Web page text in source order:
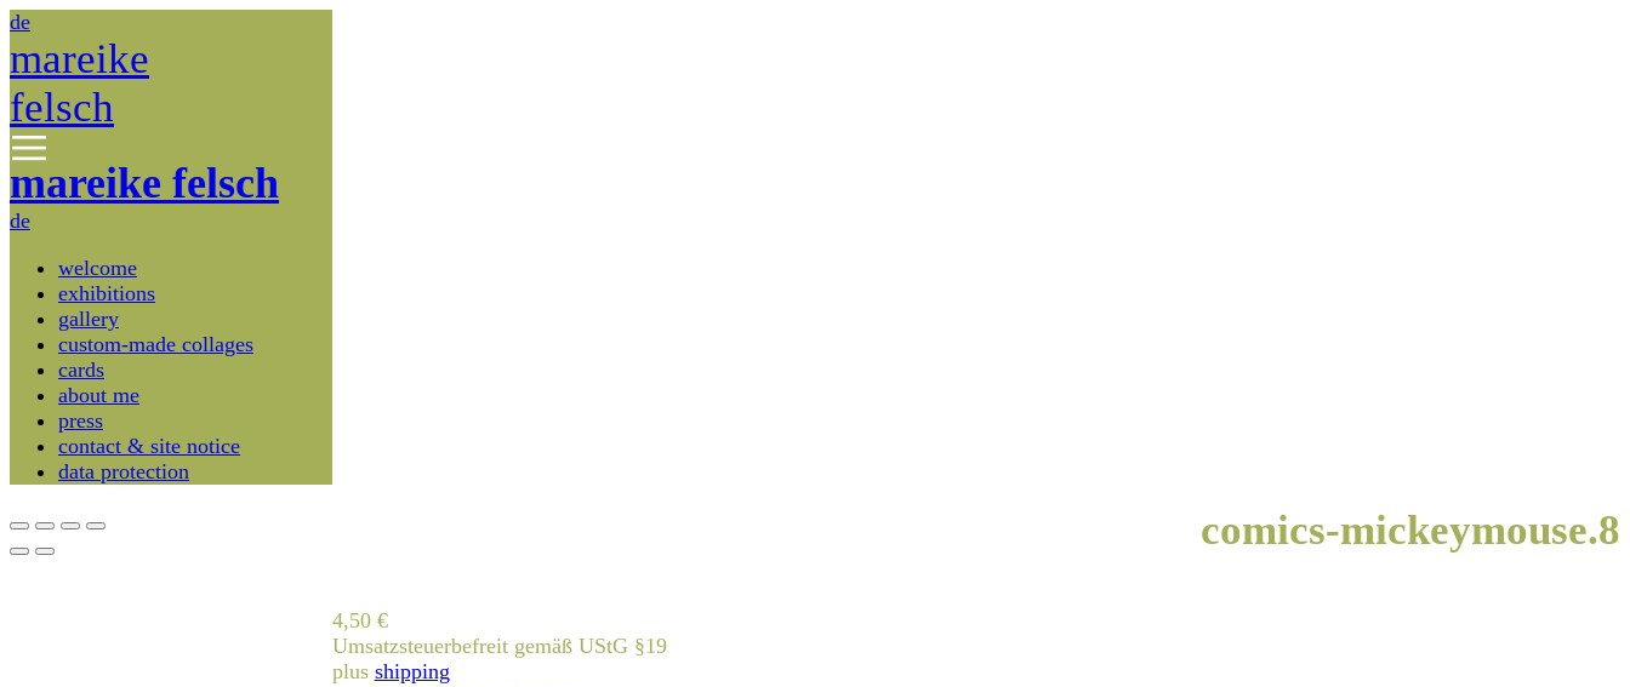
de
mareike
felsch
mareike felsch
de
welcome
exhibitions
gallery
custom-made collages
cards
about me
press
contact & site notice
data protection
comics-mickeymouse.8
4,50 €
Umsatzsteuerbefreit gemäß UStG §19
plus shipping